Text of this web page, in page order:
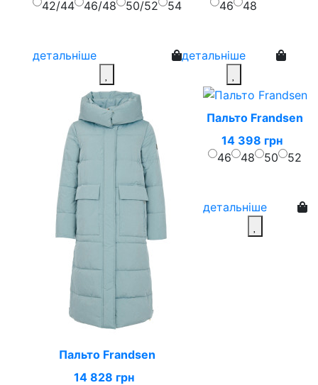
42/44
46/48 50/52 54
детальніше
46
48
детальніше
Пальто Frandsen
14 828 грн
Пальто Frandsen
14 398 грн
46
48 50 52
детальніше